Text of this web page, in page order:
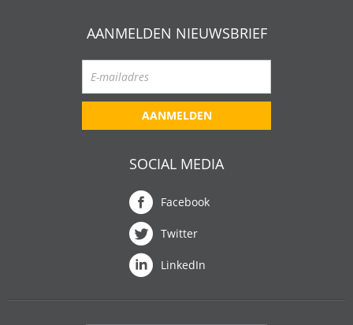
AANMELDEN NIEUWSBRIEF
AANMELDEN
SOCIAL MEDIA
Facebook
Twitter
LinkedIn